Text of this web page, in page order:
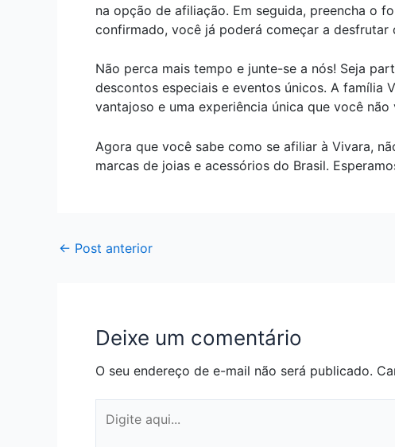
na opção de afiliação. Em seguida, preencha o
confirmado, você já poderá começar a
Não perca mais tempo e junte-se a nós! Seja
descontos especiais e eventos únicos. A família
vantajoso e uma experiência única que você
Agora que você sabe como se afiliar à Vivara,
marcas de joias e acessórios do Brasil.
← Post anterior
Deixe um comentário
O seu endereço de e-mail não será publicado.
aqui...